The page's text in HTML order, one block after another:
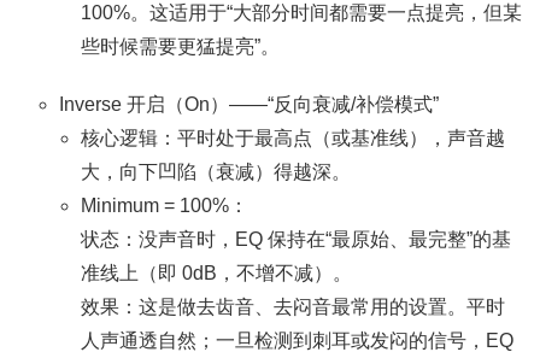
100%。这适用于“大部分时间都需要一点提亮，但某
些时候需要更猛提亮”。
Inverse 开启（On）——“反向衰减/补偿模式”
核心逻辑：平时处于最高点（或基准线），声音越
大，向下凹陷（衰减）得越深。
Minimum = 100%：
状态：没声音时，EQ 保持在“最原始、最完整”的基
准线上（即 0dB，不增不减）。
效果：这是做去齿音、去闷音最常用的设置。平时
人声通透自然；一旦检测到刺耳或发闷的信号，EQ